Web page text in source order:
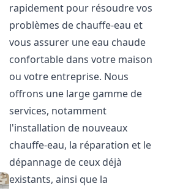
rapidement pour résoudre vos
problèmes de chauffe-eau et
vous assurer une eau chaude
confortable dans votre maison
ou votre entreprise. Nous
offrons une large gamme de
services, notamment
l'installation de nouveaux
chauffe-eau, la réparation et le
dépannage de ceux déjà
existants, ainsi que la